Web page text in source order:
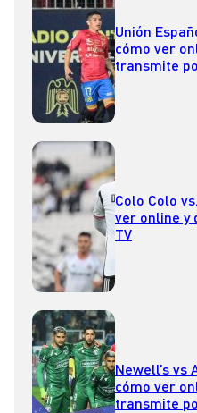
Unión
cómo ver
transmite
Colo Colo
ver online y
TV
Newell’s vs
cómo ver
transmite